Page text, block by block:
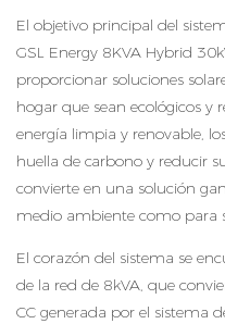
El objetivo principal del
GSL Energy 8KVA Hybrid
proporcionar soluciones
hogar que sean ecológicos y
energía limpia y renovable,
huella de carbono y reducir
convierte en una solución
medio ambiente como para
El corazón del sistema se
de la red de 8kVA, que
CC generada por el sistema